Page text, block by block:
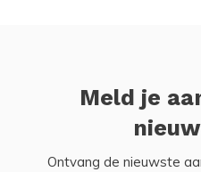
Meld je
Ontvang de nieuwste